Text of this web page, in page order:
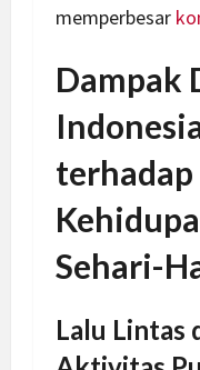
memperbesar
Dampak
terhadap
Sehari-
Lalu Lintas